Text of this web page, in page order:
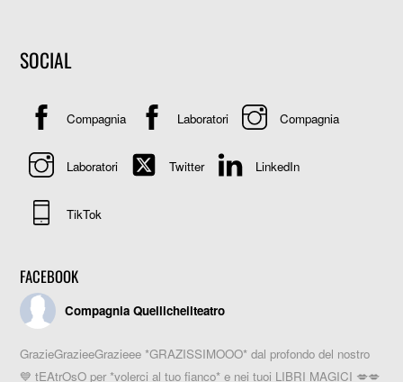
SOCIAL
Compagnia Laboratori Compagnia
Laboratori Twitter LinkedIn
TikTok
FACEBOOK
Compagnia Quellicheilteatro
GrazieGrazieeGrazieee *GRAZISSIMOOO* dal profondo del nostro
💙 tEAtrOsO per *volerci al tuo fianco* e nei tuoi LIBRI MAGICI 💋💋